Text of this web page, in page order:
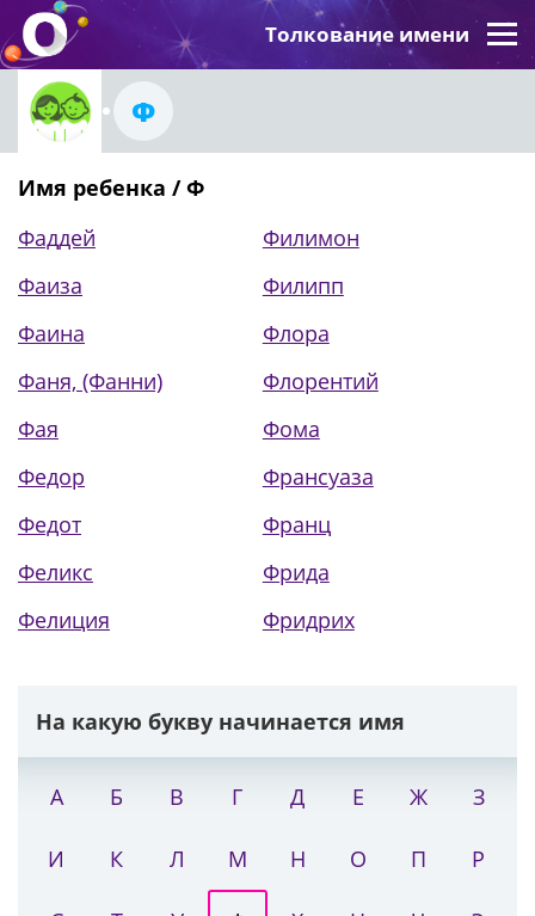
Толкование имени
Ф
Имя ребенка / Ф
Фаддей
Фаиза
Фаина
Фаня, (Фанни)
Фая
Федор
Федот
Феликс
Фелиция
Филимон
Филипп
Флора
Флорентий
Фома
Франсуаза
Франц
Фрида
Фридрих
На какую букву начинается имя
А Б В Г Д Е Ж З
И К Л М Н О П Р